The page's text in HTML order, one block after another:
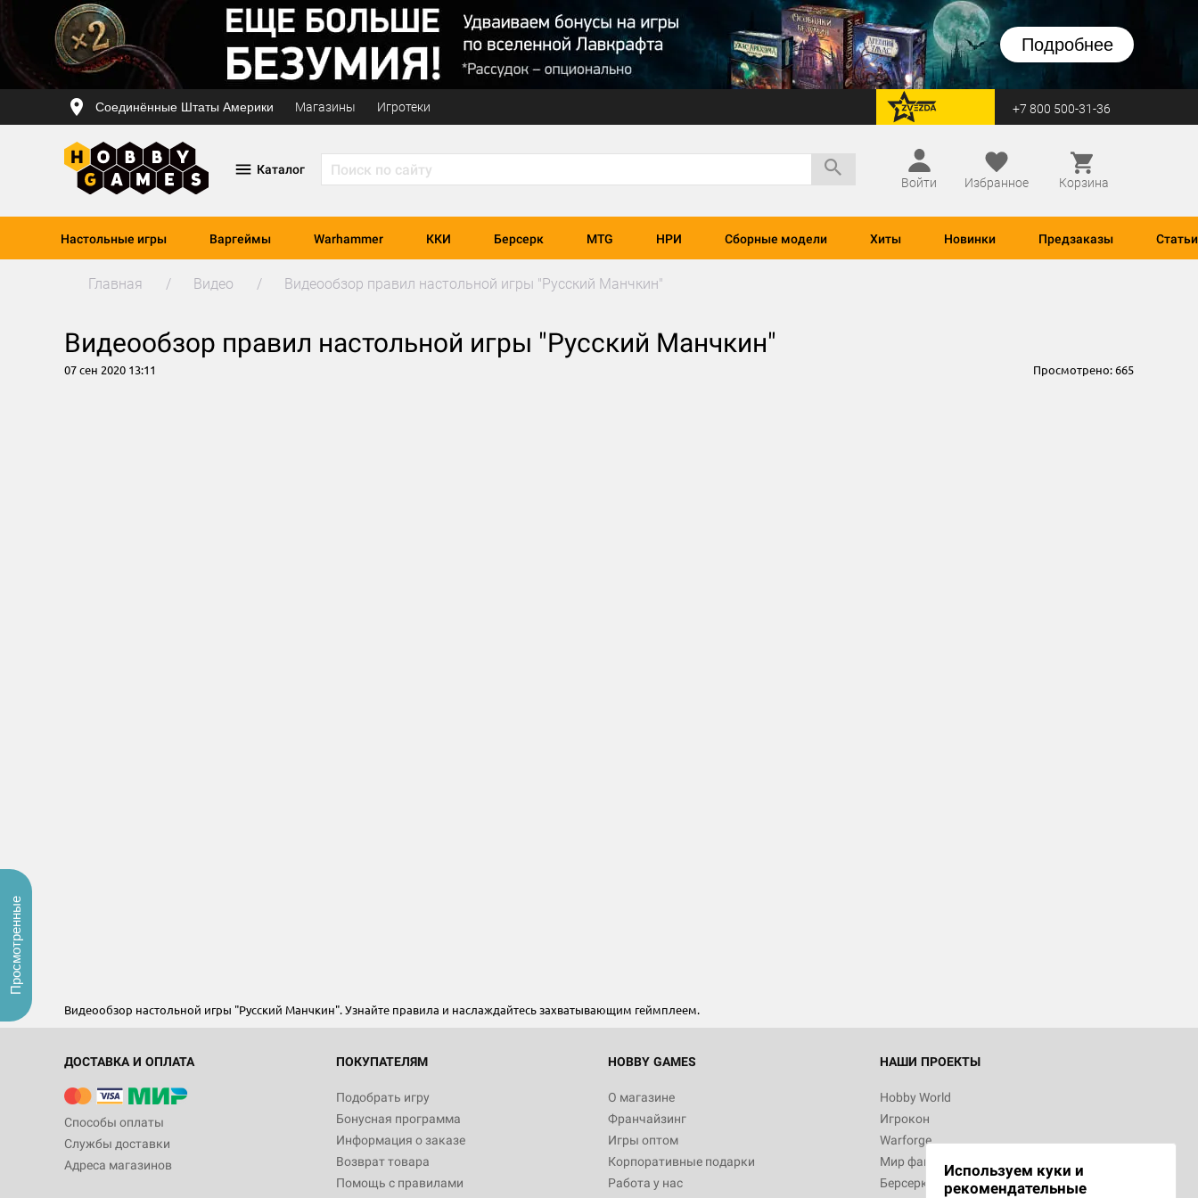
Подробнее
Соединённые Штаты Америки Магазины Игротеки перейти на Zvezda +7 800 500-31-36
Каталог
Войти
Избранное Корзина
Настольные игры Варгеймы Warhammer ККИ Берсерк MTG НРИ Сборные модели Хиты Новинки Предзаказы Статьи
Главная Видео Видеообзор правил настольной игры "Русский Манчкин"
Видеообзор правил настольной игры "Русский Манчкин"
07 сен 2020 13:11 Просмотрено:665
Видеообзор настольной игры "Русский Манчкин". Узнайте правила и наслаждайтесь захватывающим геймплеем.
ДОСТАВКА И ОПЛАТА
Способы оплаты
Службы доставки
Адреса магазинов
ПОКУПАТЕЛЯМ
Подобрать игру
Бонусная программа
Информация о заказе
Возврат товара
Помощь с правилами
HOBBY GAMES
О магазине
Франчайзинг
Игры оптом
Корпоративные подарки
Работа у нас
НАШИ ПРОЕКТЫ
Hobby World
Игрокон
Warforge
Мир фантастики
Берсерк
Используем куки и
рекомендательные
Просмотренные
Настольная игра Hobby World Зомбицид:
12 990
Настольная игра Hobby World Берсерк.
3 490